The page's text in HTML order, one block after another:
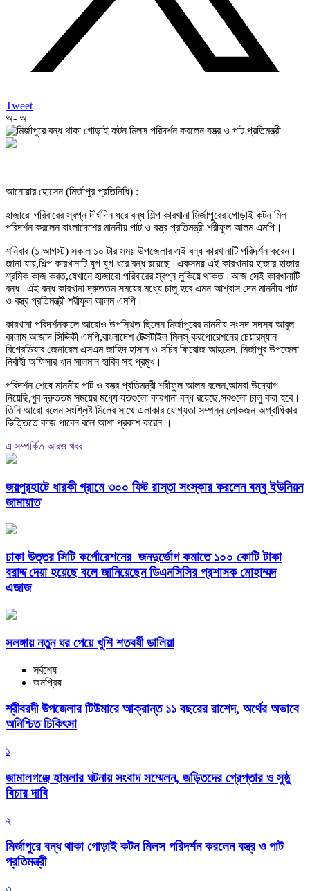
Tweet
অ- অ+
আনোয়ার হোসেন (মির্জাপুর প্রতিনিধি) :
হাজারো পরিবারের স্বপ্ন দীর্ঘদিন ধরে বন্ধ শিল্প কারখানা মির্জাপুরের গোড়াই কটন মিল
পরিদর্শন করলেন বাংলাদেশের মাননীয় পাট ও বস্ত্র প্রতিমন্ত্রী শরীফুল আলম এমপি।
শনিবার (১ আগস্ট) সকাল ১০ টার সময় উপজেলার এই বন্ধ কারখানাটি পরিদর্শন করেন।
জানা যায়,শিল্প কারখানাটি যুগ যুগ ধরে বন্ধ রয়েছে।একসময় এই কারখানায় হাজার হাজার
শ্রমিক কাজ করত,যেখানে হাজারো পরিবারের স্বপ্ন লুকিয়ে থাকত।আজ সেই কারখানাটি
বন্ধ।এই বন্ধ কারখানা দ্রুততম সময়ের মধ্যে চালু হবে এমন আশ্বাস দেন মাননীয় পাট
ও বস্ত্র প্রতিমন্ত্রী শরীফুল আলম এমপি।
কারখানা পরিদর্শনকালে আরোও উপস্থিত ছিলেন মির্জাপুরের মাননীয় সংসদ সদস্য আবুল
কালাম আজাদ সিদ্দিকী এমপি,বাংলাদেশ টেক্সটাইল মিলস্ করপোরেশনের চেয়ারম্যান
বিগ্রেডিয়ার জেনারেল এসএম জাহিদ হাসান ও সচিব ফিরোজ আহমেদ, মির্জাপুর উপজেলা
নির্বাহী অফিসার খান সালমান হাবিব সহ প্রমূখ।
পরিদর্শন শেষে মাননীয় পাট ও বস্ত্র প্রতিমন্ত্রী শরীফুল আলম বলেন,আমরা উদ্যোগ
নিয়েছি,খুব দ্রুততম সময়ের মধ্যে যতগুলো কারখানা বন্ধ রয়েছে,সবগুলো চালু করা হবে।
তিনি আরো বলেন সংশ্লিষ্ট মিলের সাথে এলাকার যোগ্যতা সম্পন্ন লোকজন অগ্রাধিকার
ভিত্তিতে কাজ পাবেন বলে আশা প্রকাশ করেন ।
এ সম্পর্কিত আরও খবর
জয়পুরহাটে ধারকী গ্রামে ৩০০ ফিট রাস্তা সংস্কার করলেন বম্বু ইউনিয়ন
জামায়াত
ঢাকা উত্তর সিটি কর্পোরেশনের জনদুর্ভোগ কমাতে ১০০ কোটি টাকা
বরাদ্দ দেয়া হয়েছে বলে জানিয়েছেন ডিএনসিসির প্রশাসক মোহাম্মদ
এজাজ
সলঙ্গায় নতুন ঘর পেয়ে খুশি শতবর্ষী ডালিয়া
সর্বশেষ
জনপ্রিয়
শ্রীবরদী উপজেলার টিউমারে আক্রান্ত ১১ বছরের রাশেদ, অর্থের অভাবে
অনিশ্চিত চিকিৎসা
১
জামালগঞ্জে হামলার ঘটনায় সংবাদ সম্মেলন, জড়িতদের গ্রেপ্তার ও সুষ্ঠু
বিচার দাবি
২
মির্জাপুরে বন্ধ থাকা গোড়াই কটন মিলস পরিদর্শন করলেন বস্ত্র ও পাট
প্রতিমন্ত্রী
৩